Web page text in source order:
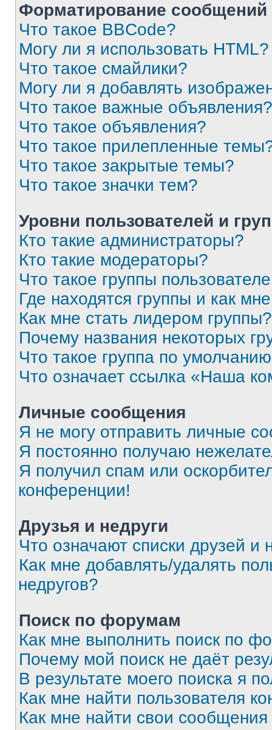
Форматирование
Что такое BBCode?
Могу ли я использовать HTML?
Что такое смайлики?
Могу ли я добавлять
Что такое важные объявления?
Что такое объявления?
Что такое прилепленные
Что такое закрытые темы?
Что такое значки тем?
Уровни пользователей и
Кто такие администраторы?
Кто такие модераторы?
Что такое группы
Где находятся группы и как
Как мне стать лидером группы?
Почему названия некоторых
Что такое группа по
Что означает ссылка «Наша
Личные сообщения
Я не могу отправить личные
Я постоянно получаю
Я получил спам или
конференции!
Друзья и недруги
Что означают списки друзей и
Как мне добавлять/удалять
недругов?
Поиск по форумам
Как мне выполнить поиск по
Почему мой поиск не даёт
В результате моего поиска я
Как мне найти пользователя
Как мне найти свои